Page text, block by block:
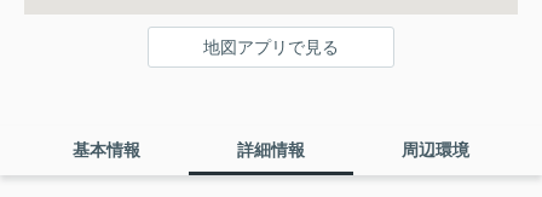
地図アプリで見る
基本情報 詳細情報 周辺環境